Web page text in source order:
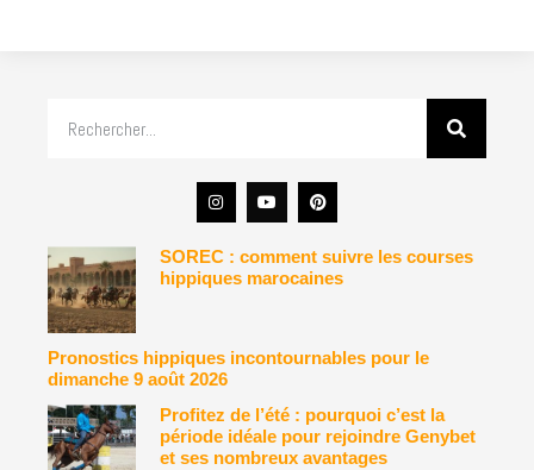
SOREC : comment suivre les courses
hippiques marocaines
Pronostics hippiques incontournables pour le
dimanche 9 août 2026
Profitez de l’été : pourquoi c’est la
période idéale pour rejoindre Genybet
et ses nombreux avantages